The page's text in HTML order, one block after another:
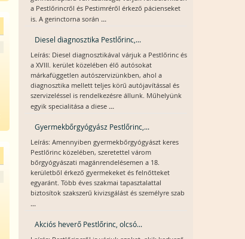
a Pestlőrincről és Pestimréről érkező pácienseket
is. A gerinctorna során ...
Diesel diagnosztika Pestlőrinc,...
Leírás: Diesel diagnosztikával várjuk a Pestlőrinc és
a XVIII. kerület közelében élő autósokat
márkafüggetlen autószervizünkben, ahol a
diagnosztika mellett teljes körű autójavítással és
szervizeléssel is rendelkezésre állunk. Műhelyünk
egyik specialitása a diese ...
Gyermekbőrgyógyász Pestlőrinc,...
Leírás: Amennyiben gyermekbőrgyógyászt keres
Pestlőrinc közelében, szeretettel várom
bőrgyógyászati magánrendelésemen a 18.
kerületből érkező gyermekeket és felnőtteket
egyaránt. Több éves szakmai tapasztalattal
biztosítok szakszerű kivizsgálást és személyre szab
...
Akciós heverő Pestlőrinc, olcsó...